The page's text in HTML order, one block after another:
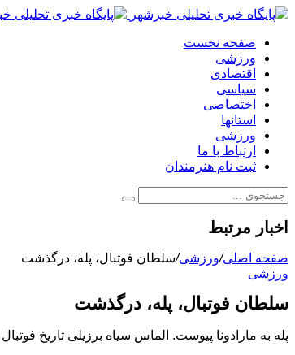
صفحه نخست
ورزشی
اقتصادی
سیاسی
اختصاصی
استانها
ورزشی
ارتباط با ما
ثبت نام هنرمندان
اخبار مرتبط
صفحه اصلی/ورزشی/سلطان فوتبال، پله، درگذشت
ورزشی
سلطان فوتبال، پله، درگذشت
پله به مارادونا پیوست. الماس سیاه برزیلی تاریخ فوتبال دنیا که سه